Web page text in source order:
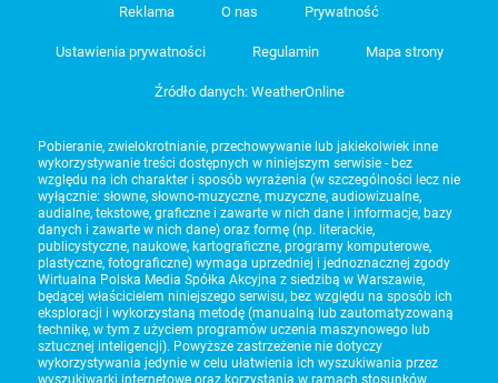
Reklama O nas Prywatność
Ustawienia prywatności Regulamin Mapa strony
Źródło danych: WeatherOnline
Pobieranie, zwielokrotnianie, przechowywanie lub jakiekolwiek inne
wykorzystywanie treści dostępnych w niniejszym serwisie - bez
względu na ich charakter i sposób wyrażenia (w szczególności lecz nie
wyłącznie: słowne, słowno-muzyczne, muzyczne, audiowizualne,
audialne, tekstowe, graficzne i zawarte w nich dane i informacje, bazy
danych i zawarte w nich dane) oraz formę (np. literackie,
publicystyczne, naukowe, kartograficzne, programy komputerowe,
plastyczne, fotograficzne) wymaga uprzedniej i jednoznacznej zgody
Wirtualna Polska Media Spółka Akcyjna z siedzibą w Warszawie,
będącej właścicielem niniejszego serwisu, bez względu na sposób ich
eksploracji i wykorzystaną metodę (manualną lub zautomatyzowaną
technikę, w tym z użyciem programów uczenia maszynowego lub
sztucznej inteligencji). Powyższe zastrzeżenie nie dotyczy
wykorzystywania jedynie w celu ułatwienia ich wyszukiwania przez
wyszukiwarki internetowe oraz korzystania w ramach stosunków